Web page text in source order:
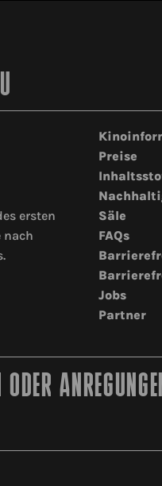
ersten
nach
Preise
Säle
FAQs
Jobs
Partner